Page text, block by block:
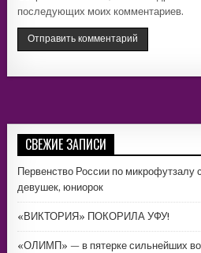
последующих моих комментариев.
СВЕЖИЕ ЗАПИСИ
Первенство России по микрофутзалу
девушек, юниорок
«ВИКТОРИЯ» ПОКОРИЛА УФУ!
«ОЛИМП» — в пятерке сильнейших во